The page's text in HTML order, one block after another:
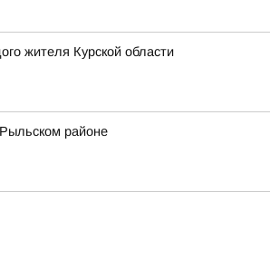
жителя Курской области
районе